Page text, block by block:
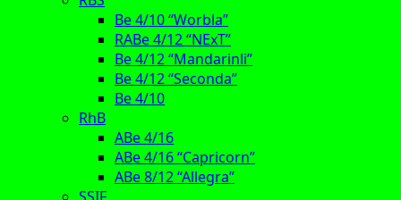
Be 4/10 “Worbla”
RABe 4/12 “NExT”
Be 4/12 “Mandarinli”
Be 4/12 “Seconda”
Be 4/10
RhB
ABe 4/16
ABe 4/16 “Capricorn”
ABe 8/12 “Allegra”